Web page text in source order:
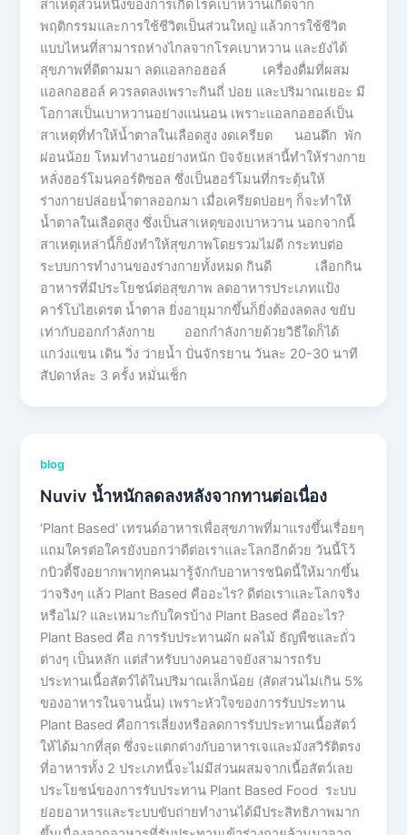
สาเหตุส่วนหนึ่งของการเกิดโรคเบาหวานเกิดจาก
พฤติกรรมและการใช้ชีวิตเป็นส่วนใหญ่ แล้วการใช้ชีวิต
แบบไหนที่สามารถห่างไกลจากโรคเบาหวาน และยังได้
สุขภาพที่ดีตามมา ลดแอลกอฮอล์ เครื่องดื่มที่ผสม
แอลกอฮอล์ ควรลดลงเพราะกินถี่ บ่อย และปริมาณเยอะ มี
โอกาสเป็นเบาหวานอย่างแน่นอน เพราะแอลกอฮอล์เป็น
สาเหตุที่ทำให้น้ำตาลในเลือดสูง งดเครียด นอนดึก พัก
ผ่อนน้อย โหมทำงานอย่างหนัก ปัจจัยเหล่านี้ทำให้ร่างกาย
หลั่งฮอร์โมนคอร์ติซอล ซึ่งเป็นฮอร์โมนที่กระตุ้นให้
ร่างกายปล่อยน้ำตาลออกมา เมื่อเครียดบ่อยๆ ก็จะทำให้
น้ำตาลในเลือดสูง ซึ่งเป็นสาเหตุของเบาหวาน นอกจากนี้
สาเหตุเหล่านี้ก็ยังทำให้สุขภาพโดยรวมไม่ดี กระทบต่อ
ระบบการทำงานของร่างกายทั้งหมด กินดี เลือกกิน
อาหารที่มีประโยชน์ต่อสุขภาพ ลดอาหารประเภทแป้ง
คาร์โบไฮเดรต น้ำตาล ยิ่งอายุมากขึ้นก็ยิ่งต้องลดลง ขยับ
เท่ากับออกกำลังกาย ออกกำลังกายด้วยวิธีใดก็ได้
แกว่งแขน เดิน วิ่ง ว่ายน้ำ ปั่นจักรยาน วันละ 20-30 นาที
สัปดาห์ละ 3 ครั้ง หมั่นเช็ก
blog
Nuviv น้ำหนักลดลงหลังจากทานต่อเนื่อง
‘Plant Based‘ เทรนด์อาหารเพื่อสุขภาพที่มาแรงขึ้นเรื่อยๆ
แถมใครต่อใครยังบอกว่าดีต่อเราและโลกอีกด้วย วันนี้โว้
กบิวตี้จึงอยากพาทุกคนมารู้จักกับอาหารชนิดนี้ให้มากขึ้น
ว่าจริงๆ แล้ว Plant Based คืออะไร? ดีต่อเราและโลกจริง
หรือไม่? และเหมาะกับใครบ้าง Plant Based คืออะไร?
Plant Based คือ การรับประทานผัก ผลไม้ ธัญพืชและถั่ว
ต่างๆ เป็นหลัก แต่สำหรับบางคนอาจยังสามารถรับ
ประทานเนื้อสัตว์ได้ในปริมาณเล็กน้อย (สัดส่วนไม่เกิน 5%
ของอาหารในจานนั้น) เพราะหัวใจของการรับประทาน
Plant Based คือการเลี่ยงหรือลดการรับประทานเนื้อสัตว์
ให้ได้มากที่สุด ซึ่งจะแตกต่างกับอาหารเจและมังสวิรัติตรง
ที่อาหารทั้ง 2 ประเภทนี้จะไม่มีส่วนผสมจากเนื้อสัตว์เลย
ประโยชน์ของการรับประทาน Plant Based Food ระบบ
ย่อยอาหารและระบบขับถ่ายทำงานได้มีประสิทธิภาพมาก